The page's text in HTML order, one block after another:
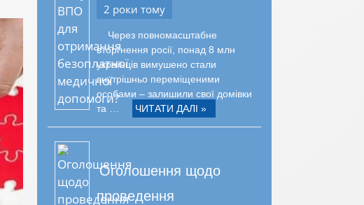
2 роки тому
Через повномасштабне
вторгнення росії, понад 8 млн
українців вимушено стали
внутрішньо переміщеними
особами – залишили свої домівки
та …
ЧИТАТИ ДАЛІ »
Оголошення щодо
проведення